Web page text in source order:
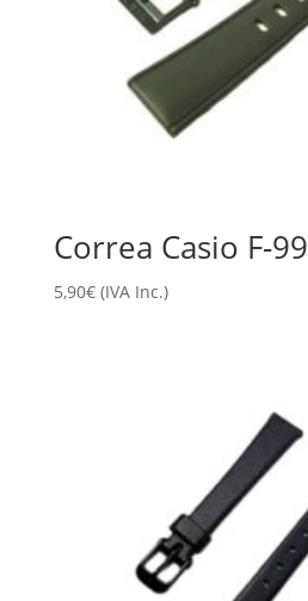
Correa Casio F-99
5,90€ (IVA Inc.)